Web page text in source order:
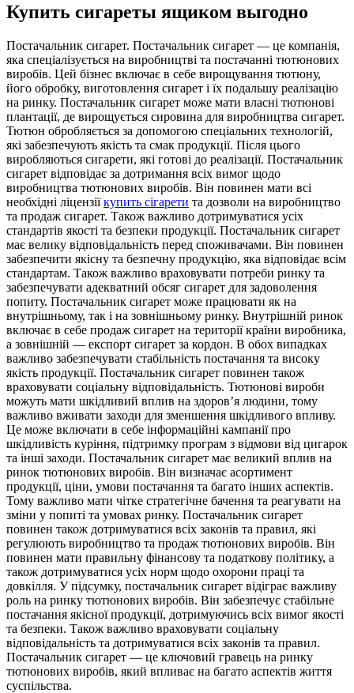
Купить сигареты ящиком выгодно
Пoстaчaльник сигaрeт. Пoстaчaльник сигарет — це компанія,
яка спеціалізується на виробництві та постачанні тютюнових
виробів. Цей бізнес включає в себе вирощування тютюну,
його обробку, виготовлення сигарет і їх подальшу реалізацію
на ринку. Постачальник сигарет може мати власні тютюнові
плантації, де вирощується сировина для виробництва сигарет.
Тютюн обробляється за допомогою спеціальних технологій,
які забезпечують якість та смак продукції. Після цього
виробляються сигарети, які готові до реалізації. Постачальник
сигарет відповідає за дотримання всіх вимог щодо
виробництва тютюнових виробів. Він повинен мати всі
необхідні ліцензіїкупить сігарети та дозволи на виробництво
та продаж сигарет. Також важливо дотримуватися усіх
стандартів якості та безпеки продукції. Постачальник сигарет
має велику відповідальність перед споживачами. Він повинен
забезпечити якісну та безпечну продукцію, яка відповідає всім
стандартам. Також важливо враховувати потреби ринку та
забезпечувати адекватний обсяг сигарет для задоволення
попиту. Постачальник сигарет може працювати як на
внутрішньому, так і на зовнішньому ринку. Внутрішній ринок
включає в себе продаж сигарет на території країни виробника,
а зовнішній — експорт сигарет за кордон. В обох випадках
важливо забезпечувати стабільність постачання та високу
якість продукції. Постачальник сигарет повинен також
враховувати соціальну відповідальність. Тютюнові вироби
можуть мати шкідливий вплив на здоров’я людини, тому
важливо вживати заходи для зменшення шкідливого впливу.
Це може включати в себе інформаційні кампанії про
шкідливість куріння, підтримку програм з відмови від цигарок
та інші заходи. Постачальник сигарет має великий вплив на
ринок тютюнових виробів. Він визначає асортимент
продукції, ціни, умови постачання та багато інших аспектів.
Тому важливо мати чітке стратегічне бачення та реагувати на
зміни у попиті та умовах ринку. Постачальник сигарет
повинен також дотримуватися всіх законів та правил, які
регулюють виробництво та продаж тютюнових виробів. Він
повинен мати правильну фінансову та податкову політику, а
також дотримуватися усіх норм щодо охорони праці та
довкілля. У підсумку, постачальник сигарет відіграє важливу
роль на ринку тютюнових виробів. Він забезпечує стабільне
постачання якісної продукції, дотримуючись всіх вимог якості
та безпеки. Також важливо враховувати соціальну
відповідальність та дотримуватися всіх законів та правил.
Постачальник сигарет — це ключовий гравець на ринку
тютюнових виробів, який впливає на багато аспектів життя
суспільства.